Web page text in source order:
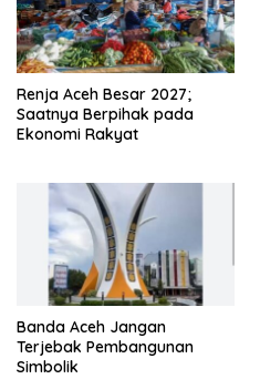
Renja Aceh Besar 2027;
Saatnya Berpihak pada
Ekonomi Rakyat
Banda Aceh Jangan
Terjebak Pembangunan
Simbolik